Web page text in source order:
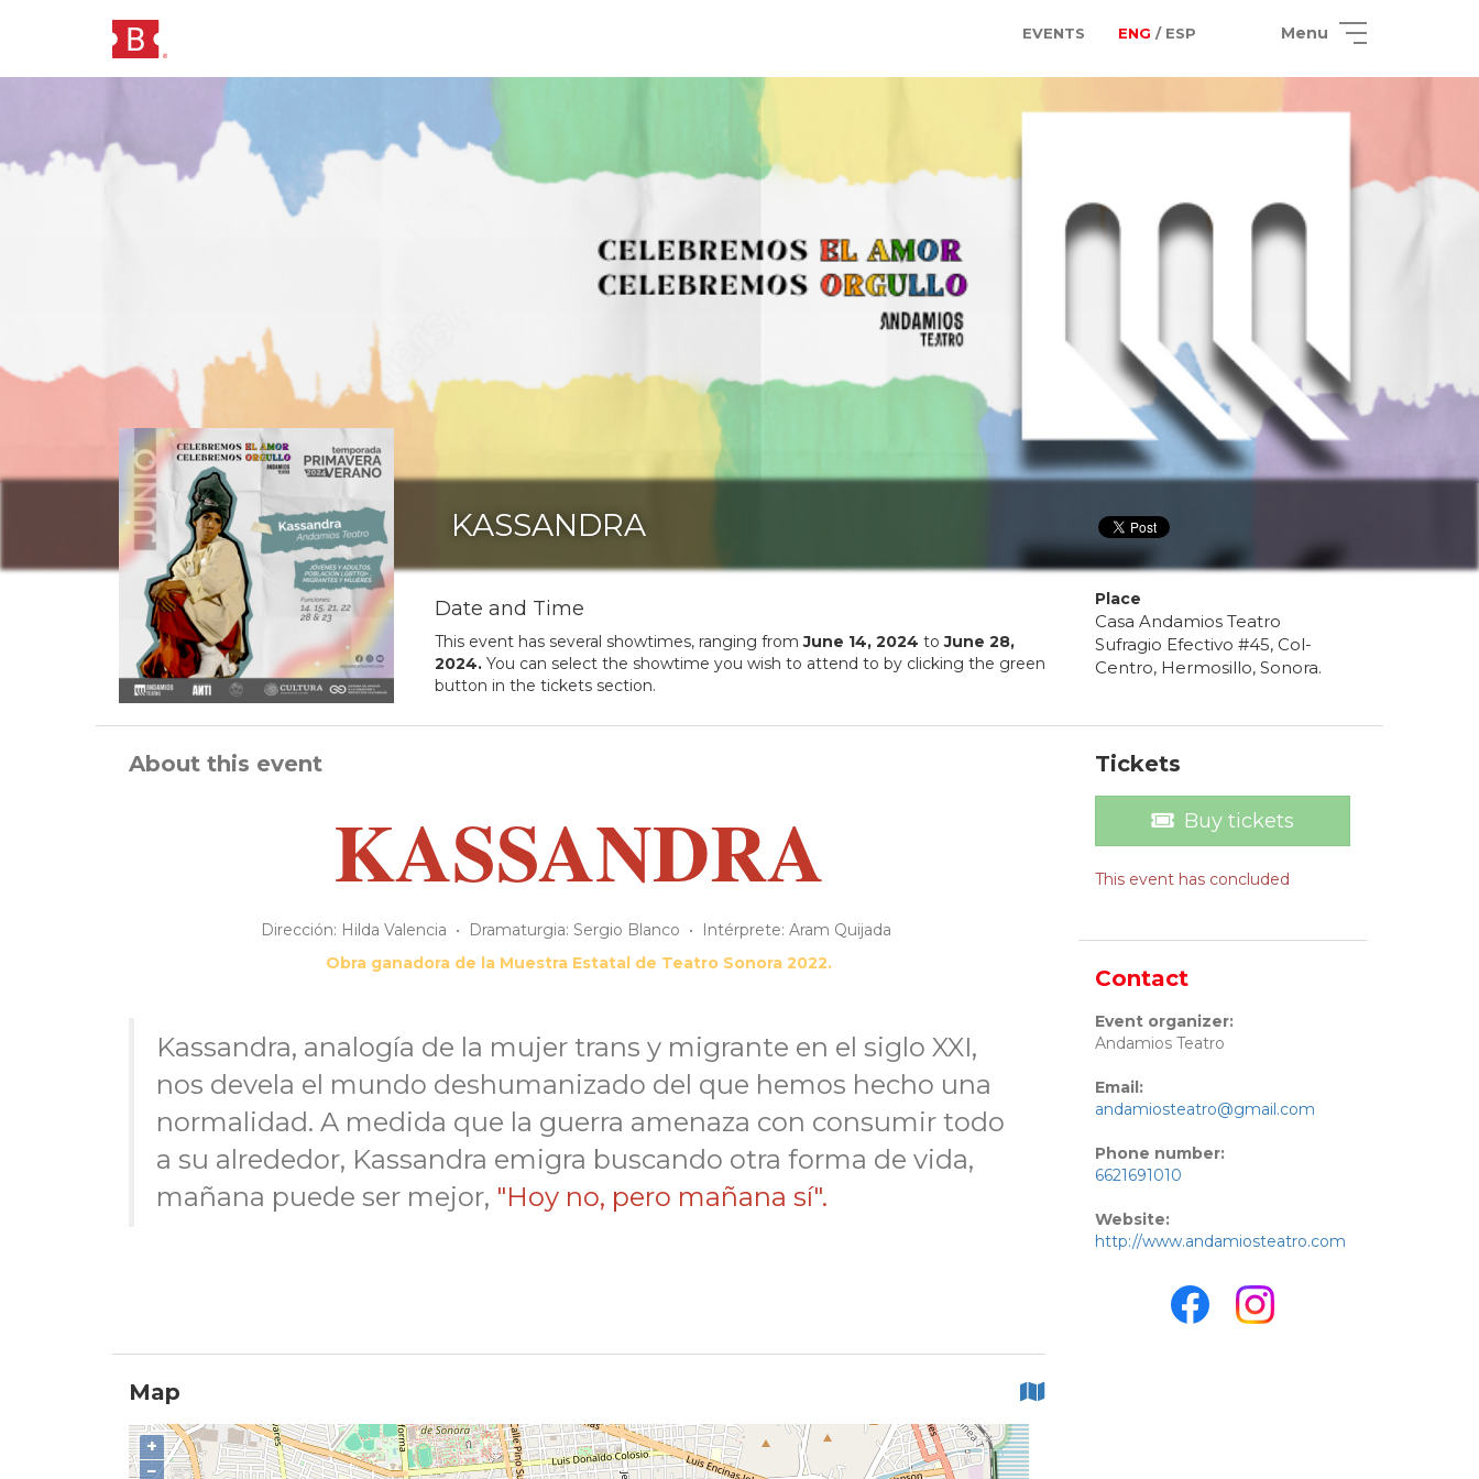
EVENTS ENG / ESP Menu
KASSANDRA
Date and Time
This event has several showtimes, ranging fromJune 14, 2024 toJune 28,
2024.You can select the showtime you wish to attend to by clicking the green
button in the tickets section.
Place
Casa Andamios Teatro
Sufragio Efectivo #45, Col-
Centro, Hermosillo, Sonora.
About this event
KASSANDRA
Dirección: Hilda Valencia • Dramaturgia: Sergio Blanco • Intérprete: Aram Quijada
Obra ganadora de la Muestra Estatal de Teatro Sonora 2022.
Kassandra, analogía de la mujer trans y migrante en el siglo XXI,
nos devela el mundo deshumanizado del que hemos hecho una
normalidad. A medida que la guerra amenaza con consumir todo
a su alrededor, Kassandra emigra buscando otra forma de vida,
mañana puede ser mejor, "Hoy no, pero mañana sí".
Map
+
−
Tickets
Buy tickets
This event has concluded
Contact
Event organizer:
Andamios Teatro
Email:
andamiosteatro@gmail.com
Phone number:
6621691010
Website:
http://www.andamiosteatro.com